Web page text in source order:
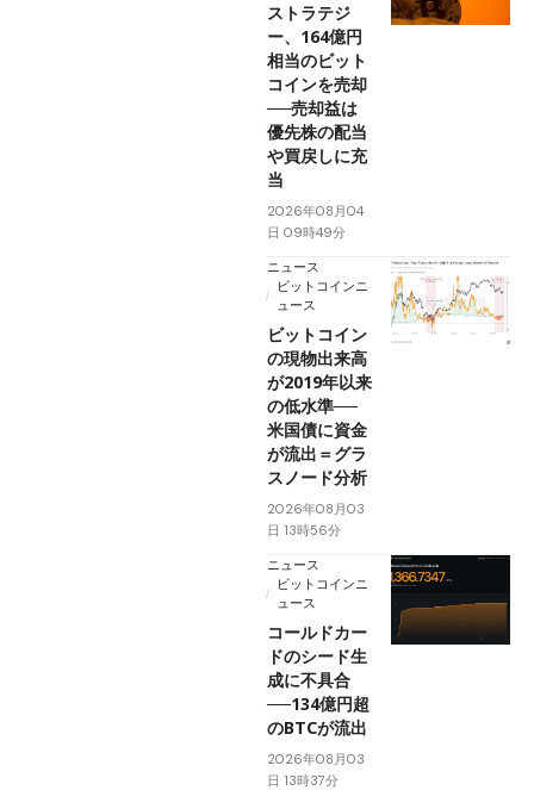
ストラテジ
ー、164億円
相当のビット
コインを売却
──売却益は
優先株の配当
や買戻しに充
当
2026年08月04
日 09時49分
ニュース
ビットコインニ
ュース
ビットコイン
の現物出来高
が2019年以来
の低水準──
米国債に資金
が流出＝グラ
スノード分析
2026年08月03
日 13時56分
ニュース
ビットコインニ
ュース
コールドカー
ドのシード生
成に不具合
──134億円超
のBTCが流出
2026年08月03
日 13時37分